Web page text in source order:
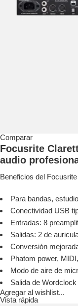
Comparar
Focusrite
audio
Beneficios del
Para bandas,
Conectividad USB
Entradas: 8
Salidas: 2 de
Conversión
Phatom power,
Modo de aire de
Salida de Wordclock
Agregar al wishlist...
Vista rápida